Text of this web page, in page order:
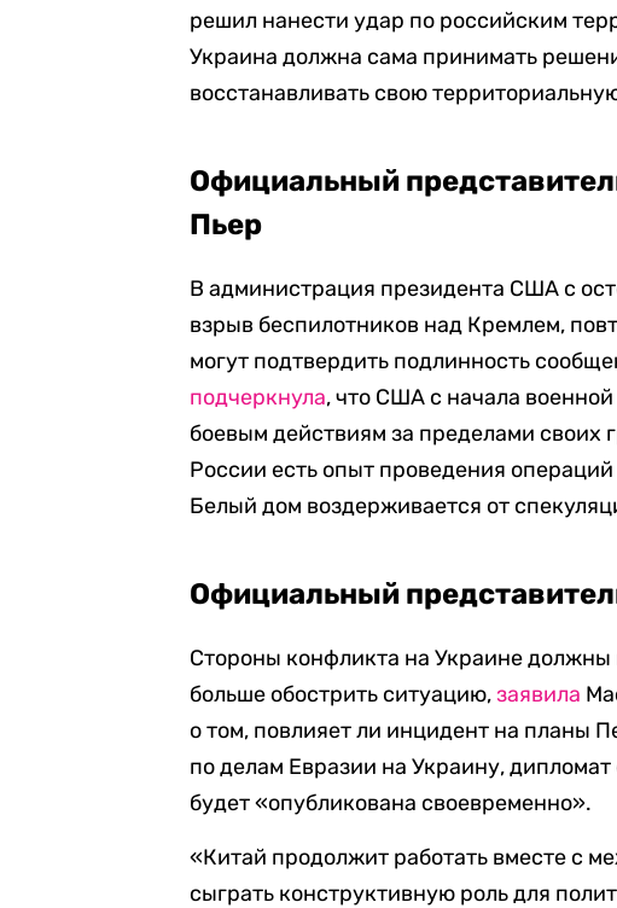
решил нанести удар по российским
Украина должна сама принимать
восстанавливать свою
Официальный
Пьер
В администрация президента США с
взрыв беспилотников над Кремлем,
могут подтвердить подлинность
подчеркнула, что США с начала
боевым действиям за пределами своих
России есть опыт проведения
Белый дом воздерживается от
Официальный
Стороны конфликта на Украине должны
больше обострить ситуацию,заявила
о том, повлияет ли инцидент на планы
по делам Евразии на Украину,
будет «опубликована своевременно».
«Китай продолжит работать вместе с
сыграть конструктивную роль для